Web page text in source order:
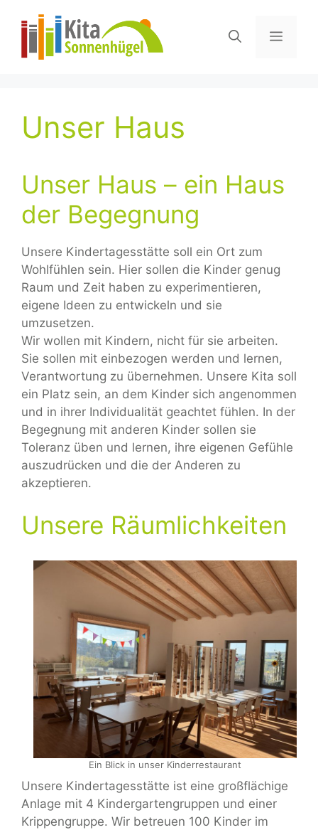
springen
Inhalt
Menü
Unser Haus
Unser Haus – ein Haus
der Begegnung
Unsere Kindertagesstätte soll ein Ort zum
Wohlfühlen sein. Hier sollen die Kinder genug
Raum und Zeit haben zu experimentieren,
eigene Ideen zu entwickeln und sie
umzusetzen.
Wir wollen mit Kindern, nicht für sie arbeiten.
Sie sollen mit einbezogen werden und lernen,
Verantwortung zu übernehmen. Unsere Kita soll
ein Platz sein, an dem Kinder sich angenommen
und in ihrer Individualität geachtet fühlen. In der
Begegnung mit anderen Kinder sollen sie
Toleranz üben und lernen, ihre eigenen Gefühle
auszudrücken und die der Anderen zu
akzeptieren.
Unsere Räumlichkeiten
Ein Blick in unser Kinderrestaurant
Unsere Kindertagesstätte ist eine großflächige
Anlage mit 4 Kindergartengruppen und einer
Krippengruppe. Wir betreuen 100 Kinder im